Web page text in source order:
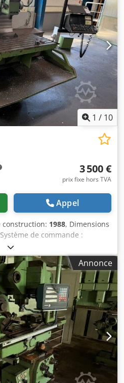
1 / 10
3 500 €
prix fixe hors TVA
Appel
construction: 1988, Dimensions
de commande :
1000 mm Tête SK40 : oui
pivotante : oui (+/-) Système de
de série : 0209 4 mètres de
Annonce